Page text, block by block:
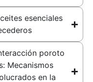
esenciales
poroto
Mecanismos
en la